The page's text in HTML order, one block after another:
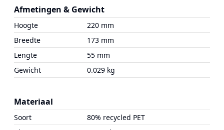
Afmetingen & Gewicht
Hoogte
220 mm
Breedte
173 mm
Lengte
55 mm
Gewicht
0.029 kg
Materiaal
Soort
80% recycled PET